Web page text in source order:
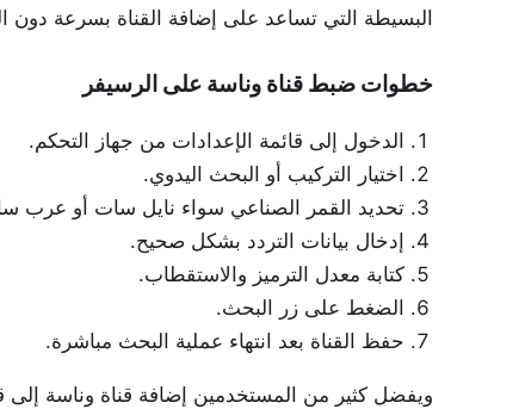
البسيطة التي تساعد على إضافة القناة بسرعة
خطوات ضبط قناة وناسة على الرسيفر
الدخول إلى قائمة الإعدادات من جهاز التحكم.
اختيار التركيب أو البحث اليدوي.
تحديد القمر الصناعي سواء نايل سات أو عرب
إدخال بيانات التردد بشكل صحيح.
كتابة معدل الترميز والاستقطاب.
الضغط على زر البحث.
حفظ القناة بعد انتهاء عملية البحث مباشرة.
ويفضل كثير من المستخدمين إضافة قناة وناسة إلى